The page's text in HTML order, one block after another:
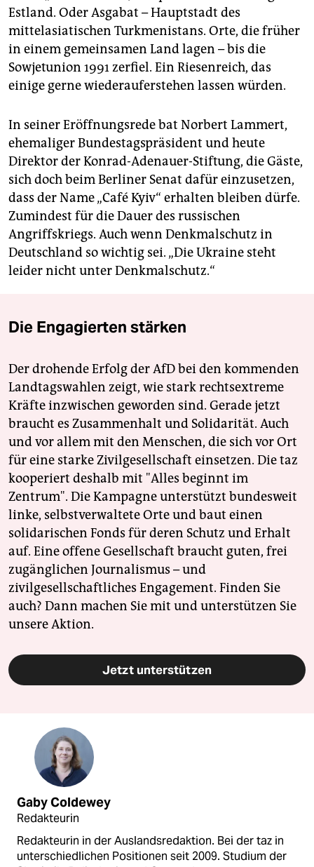
Estland. Oder Asgabat – Hauptstadt des
mittelasiatischen Turkmenistans. Orte, die früher
in einem gemeinsamen Land lagen – bis die
Sowjet­union 1991 zerfiel. Ein Riesenreich, das
einige gerne wiederauferstehen lassen würden.
In seiner Eröffnungsrede bat Norbert Lammert,
ehemaliger Bundestagspräsident und heute
Direktor der Konrad-Adenauer-Stiftung, die Gäste,
sich doch beim Berliner Senat dafür einzusetzen,
dass der Name „Café Kyiv“ erhalten bleiben dürfe.
Zumindest für die Dauer des russischen
Angriffskriegs. Auch wenn Denkmalschutz in
Deutschland so wichtig sei. „Die Ukraine steht
leider nicht unter Denkmalschutz.“
Die Engagierten stärken
Der drohende Erfolg der AfD bei den kommenden
Landtagswahlen zeigt, wie stark rechtsextreme
Kräfte inzwischen geworden sind. Gerade jetzt
braucht es Zusammenhalt und Solidarität. Auch
und vor allem mit den Menschen, die sich vor Ort
für eine starke Zivilgesellschaft einsetzen. Die taz
kooperiert deshalb mit "Alles beginnt im
Zentrum". Die Kampagne unterstützt bundesweit
linke, selbstverwaltete Orte und baut einen
solidarischen Fonds für deren Schutz und Erhalt
auf. Eine offene Gesellschaft braucht guten, frei
zugänglichen Journalismus – und
zivilgesellschaftliches Engagement. Finden Sie
auch? Dann machen Sie mit und unterstützen Sie
unsere Aktion.
Jetzt unterstützen
Gaby Coldewey
Redakteurin
Redakteurin in der Auslandsredaktion. Bei der taz in
unterschiedlichen Positionen seit 2009. Studium der